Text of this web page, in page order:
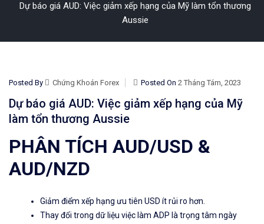
Dự báo giá AUD: Việc giảm xếp hạng của Mỹ làm tổn thương
Aussie
Posted By Chứng Khoán Forex Posted On 2 Tháng Tám, 2023
Dự báo giá AUD: Việc giảm xếp hạng của Mỹ
làm tổn thương Aussie
PHÂN TÍCH AUD/USD &
AUD/NZD
Giảm điểm xếp hạng ưu tiên USD ít rủi ro hơn.
Thay đổi trong dữ liệu việc làm ADP là trọng tâm ngày